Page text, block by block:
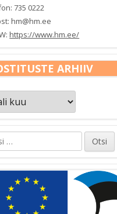
735 0222
hm@hm.ee
https://www.hm.ee/
ARHIIV